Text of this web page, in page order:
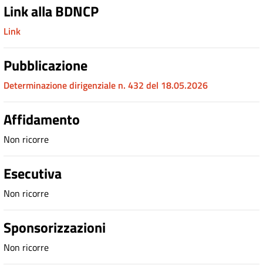
Link alla BDNCP
Link
Pubblicazione
Determinazione dirigenziale n. 432 del 18.05.2026
Affidamento
Non ricorre
Esecutiva
Non ricorre
Sponsorizzazioni
Non ricorre